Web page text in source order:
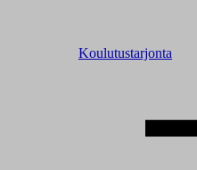
Koulutustarjonta